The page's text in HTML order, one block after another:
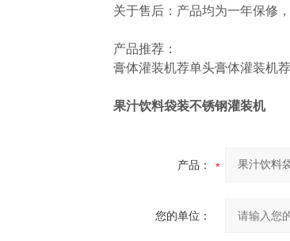
关于售后：产品均为一年保修
产品推荐：
膏体灌装机荐单头膏体灌装机荐
果汁饮料袋装不锈钢灌装机
产品：
您的单位：